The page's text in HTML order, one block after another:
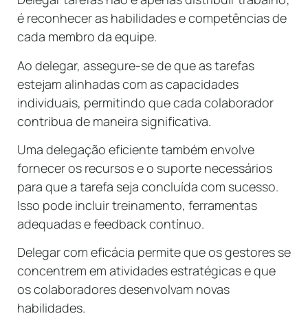
é reconhecer as habilidades e competências de
cada membro da equipe.
Ao delegar, assegure-se de que as tarefas
estejam alinhadas com as capacidades
individuais, permitindo que cada colaborador
contribua de maneira significativa.
Uma delegação eficiente também envolve
fornecer os recursos e o suporte necessários
para que a tarefa seja concluída com sucesso.
Isso pode incluir treinamento, ferramentas
adequadas e feedback contínuo.
Delegar com eficácia permite que os gestores se
concentrem em atividades estratégicas e que
os colaboradores desenvolvam novas
habilidades.